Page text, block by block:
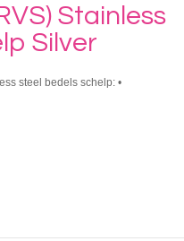
Stainless
Silver
steel bedels schelp: •